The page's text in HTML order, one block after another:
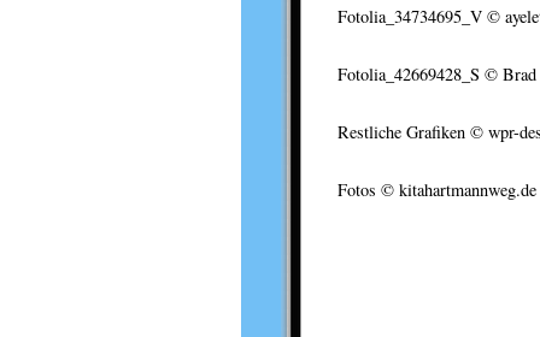
Fotolia_34734695_V ©
Fotolia_42669428_S © Brad
Restliche Grafiken © wpr-
Fotos © kitahartmannweg.de